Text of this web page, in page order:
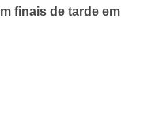
finais de tarde em